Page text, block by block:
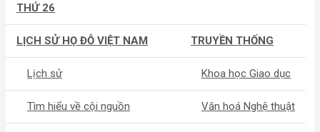
THỨ 26
LỊCH SỬ HỌ ĐỖ VIỆT NAM
Lịch sử
Tìm hiểu về cội nguồn
TRUYỀN THỐNG
Khoa học Giao dục
Văn hoá Nghệ thuật